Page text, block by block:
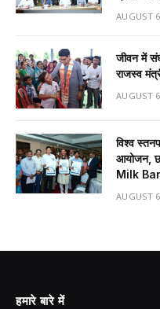
AUGUST
जीवन में
राजस्व
AUGUST
विश्व
आयोजन,
Milk
AUGUST
हमारे बारे में